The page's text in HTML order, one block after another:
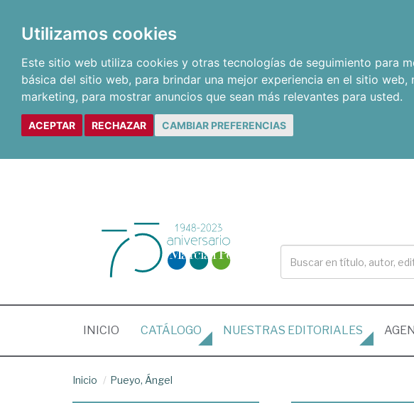
Utilizamos cookies
Este sitio web utiliza cookies y otras tecnologías de seguimiento para
básica del sitio web, para brindar una mejor experiencia en el sitio web,
marketing, para mostrar anuncios que sean más relevantes para usted.
ACEPTAR RECHAZAR CAMBIAR PREFERENCIAS
INICIO (CURRENT)
CATÁLOGO NUESTRAS EDITORIALES
Inicio Pueyo, Ángel